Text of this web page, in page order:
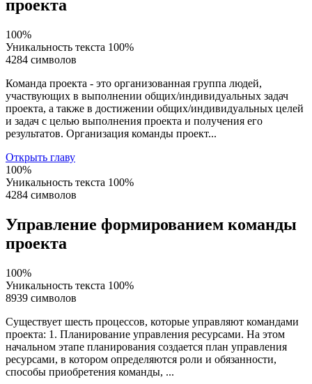
проекта
100%
Уникальность текста 100%
4284 символов
Команда проекта - это организованная группа людей,
участвующих в выполнении общих/индивидуальных задач
проекта, а также в достижении общих/индивидуальных целей
и задач с целью выполнения проекта и получения его
результатов. Организация команды проект...
Открыть главу
100%
Уникальность текста 100%
4284 символов
Управление формированием команды
проекта
100%
Уникальность текста 100%
8939 символов
Существует шесть процессов, которые управляют командами
проекта: 1. Планирование управления ресурсами. На этом
начальном этапе планирования создается план управления
ресурсами, в котором определяются роли и обязанности,
способы приобретения команды, ...